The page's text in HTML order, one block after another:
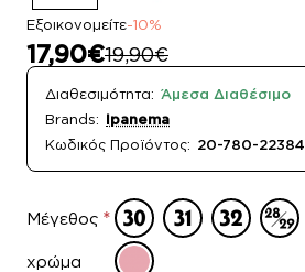
Εξοικονομείτε-10%
17,90€19,90€
Διαθεσιμότητα: Άμεσα Διαθέσιμο
Brands: Ipanema
Κωδικός Προϊόντος: 20-780-22384
Μέγεθος
χρώμα